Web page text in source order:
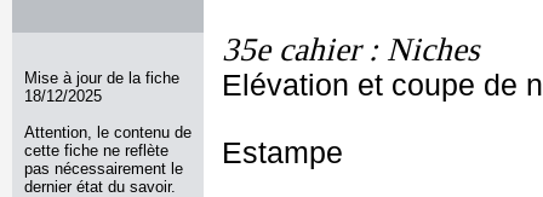
Mise à jour de la fiche
18/12/2025
Attention, le contenu de
cette fiche ne reflète
pas nécessairement le
dernier état du savoir.
35e cahier : Niches
Elévation et coupe de
Estampe